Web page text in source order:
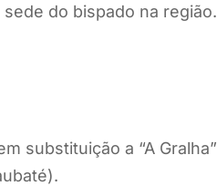
do bispado na
substituição a “A Gralha”